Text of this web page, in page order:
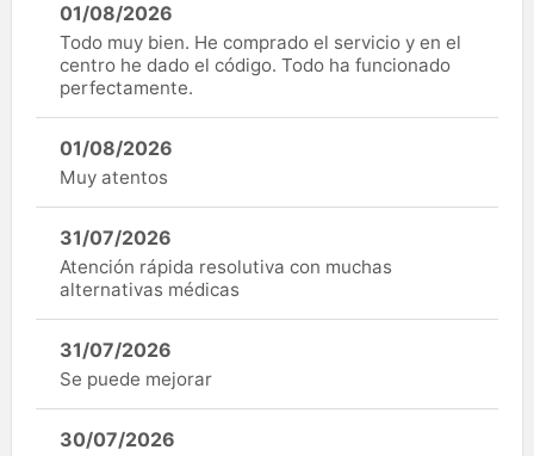
01/08/2026
Todo muy bien. He comprado el servicio y en el
centro he dado el código. Todo ha funcionado
perfectamente.
01/08/2026
Muy atentos
31/07/2026
Atención rápida resolutiva con muchas
alternativas médicas
31/07/2026
Se puede mejorar
30/07/2026